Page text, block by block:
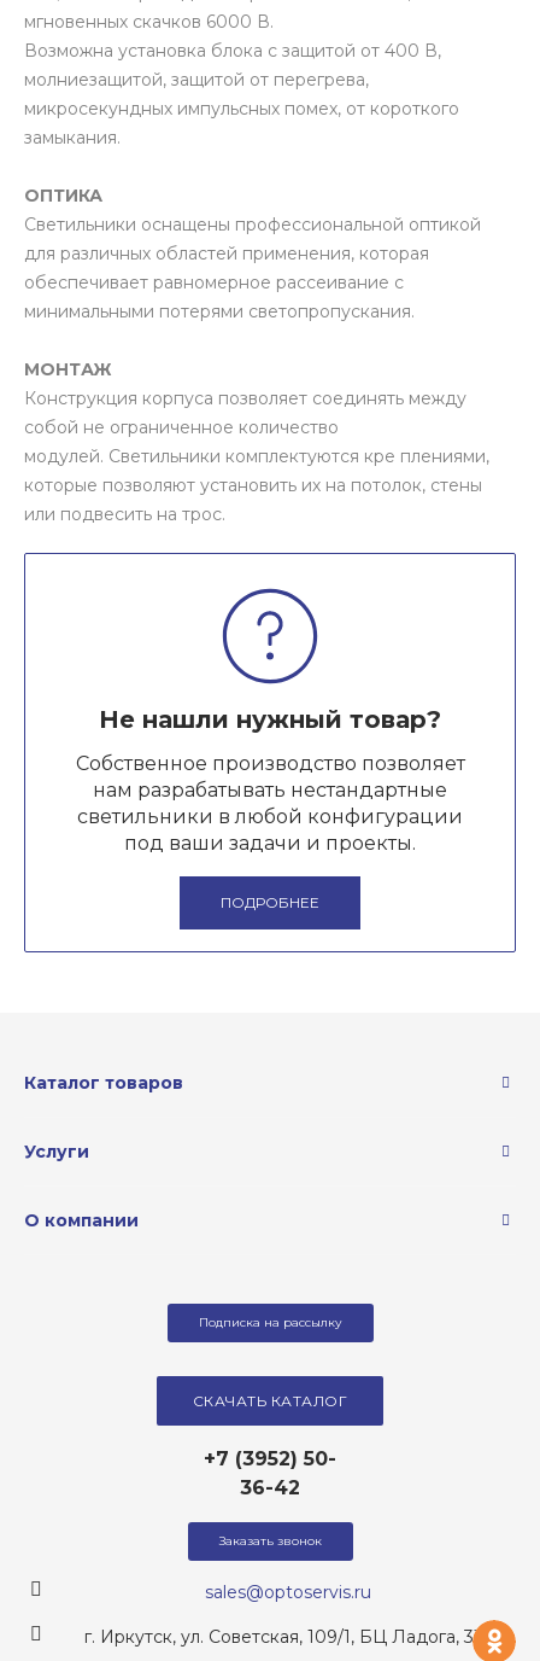
мгновенных скачков 6000 В.
Возможна установка блока с защитой от 400 В,
молниезащитой, защитой от перегрева,
микросекундных импульсных помех, от короткого
замыкания.
ОПТИКА
Светильники оснащены профессиональной оптикой
для различных областей применения, которая
обеспечивает равномерное рассеивание с
минимальными потерями светопропускания.
МОНТАЖ
Конструкция корпуса позволяет соединять между
собой не ограниченное количество
модулей. Светильники комплектуются кре плениями,
которые позволяют установить их на потолок, стены
или подвесить на трос.
Не нашли нужный товар?
Собственное производство позволяет
нам разрабатывать нестандартные
светильники в любой конфигурации
под ваши задачи и проекты.
ПОДРОБНЕЕ
Каталог товаров
Услуги
О компании
sales@optoservis.ru
+7 (3952) 50-
36-42
г. Иркутск, ул. Советская, 109/1, БЦ Ладога, 317
Заказать звонок
Подписка на рассылку
СКАЧАТЬ КАТАЛОГ